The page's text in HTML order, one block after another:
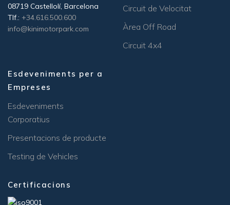
08719 Castellolí, Barcelona
Tlf.: +34.616.500.600
info@kinimotorpark.com
Circuit de Velocitat
Àrea Off Road
Circuit 4x4
Esdeveniments per a
Empreses
Esdeveniments
Corporatius
Presentacions de producte
Testing de Vehicles
Certificacions